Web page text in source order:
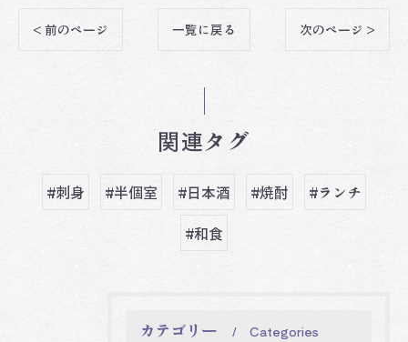
< 前のページ 一覧に戻る 次のページ >
関連タグ
#刺身 #半個室 #日本酒 #焼酎
#ランチ
#和食
カテゴリー Categories